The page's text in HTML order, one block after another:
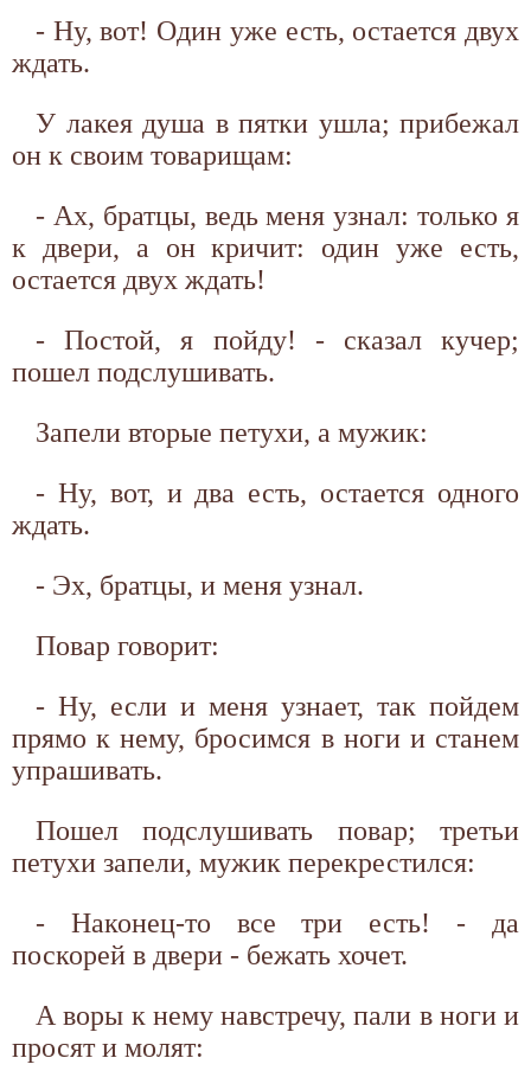
- Ну, вот! Один уже есть, остается двух
ждать.
У лакея душа в пятки ушла; прибежал
он к своим товарищам:
- Ах, братцы, ведь меня узнал: только я
к двери, а он кричит: один уже есть,
остается двух ждать!
- Постой, я пойду! - сказал кучер;
пошел подслушивать.
Запели вторые петухи, а мужик:
- Ну, вот, и два есть, остается одного
ждать.
- Эх, братцы, и меня узнал.
Повар говорит:
- Ну, если и меня узнает, так пойдем
прямо к нему, бросимся в ноги и станем
упрашивать.
Пошел подслушивать повар; третьи
петухи запели, мужик перекрестился:
- Наконец-то все три есть! - да
поскорей в двери - бежать хочет.
А воры к нему навстречу, пали в ноги и
просят и молят: